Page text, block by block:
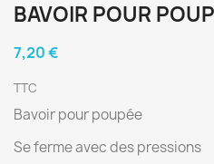
BAVOIR POUR
7,20 €
TTC
Bavoir pour poupée
Se ferme avec des pressions